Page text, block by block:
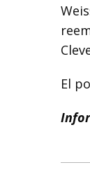
El